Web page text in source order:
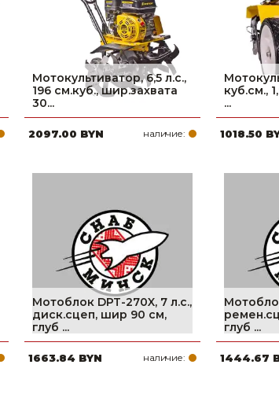
Мотокультиватор, 6,5 л.с.,
196 см.куб., шир.захвата
30...
2097.00 BYN наличие:
куб.см.,
...
1018.50
Мотоблок DPT-270X, 7 л.с.,
диск.сцеп, шир 90 см,
глуб ...
1663.84 BYN наличие:
глуб ...
1444.67